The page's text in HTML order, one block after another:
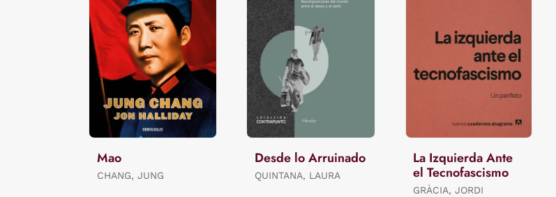
Mao
CHANG, JUNG
Desde lo Arruinado
QUINTANA, LAURA
La Izquierda Ante
el Tecnofascismo
GRÀCIA, JORDI